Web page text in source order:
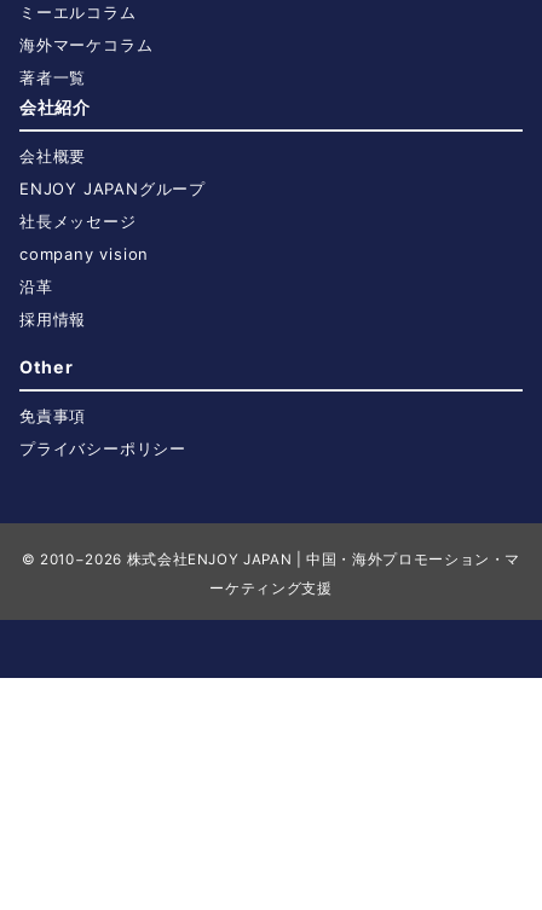
ミーエルコラム
海外マーケコラム
著者一覧
会社紹介
会社概要
ENJOY JAPANグループ
社長メッセージ
company vision
沿革
採用情報
Other
免責事項
プライバシーポリシー
© 2010−2026 株式会社ENJOY JAPAN | 中国・海外プロモーション・マ
ーケティング支援